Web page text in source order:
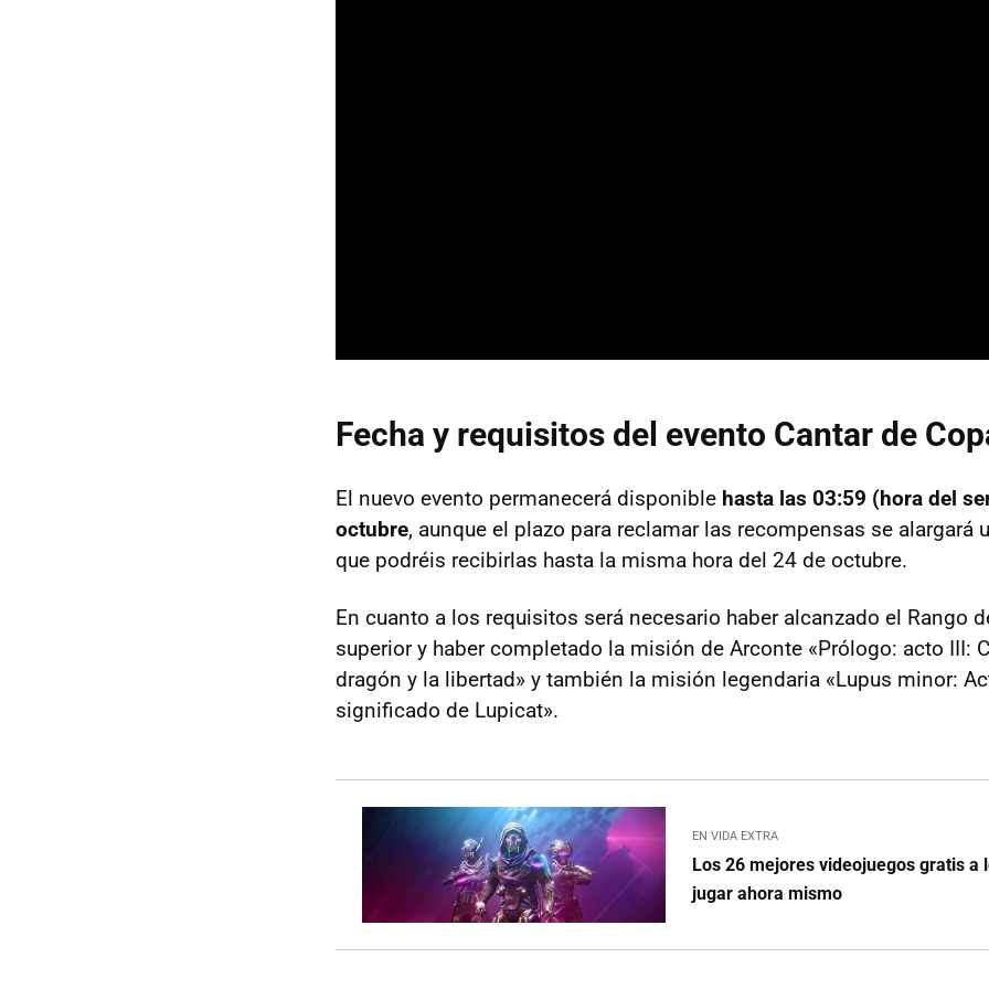
Fecha y requisitos del evento Cantar de
El nuevo evento permanecerá disponible hasta las 03:59 (hora del
octubre, aunque el plazo para reclamar las recompensas se alargará
que podréis recibirlas hasta la misma hora del 24 de octubre.
En cuanto a los requisitos será necesario haber alcanzado el Rango
superior y haber completado la misión de Arconte «Prólogo: acto III:
dragón y la libertad» y también la misión legendaria «Lupus minor:
significado de Lupicat».
EN VIDA EXTRA
Los 26 mejores videojuegos gratis a
jugar ahora mismo